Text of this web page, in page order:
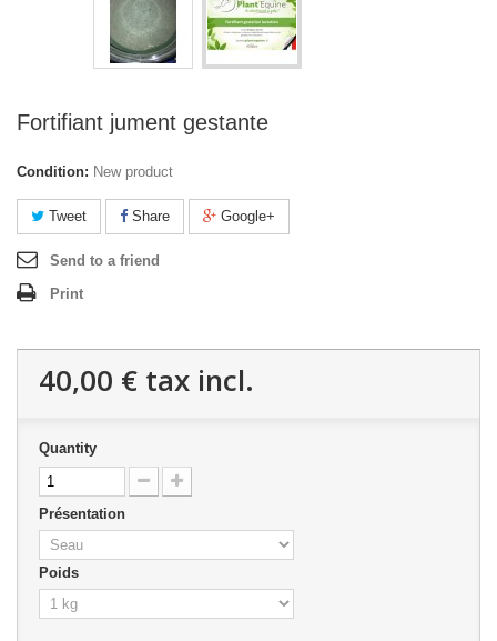
Fortifiant jument gestante
Condition: New product
Tweet Share Google+
Send to a friend
Print
40,00 € tax incl.
Quantity
Présentation
Poids